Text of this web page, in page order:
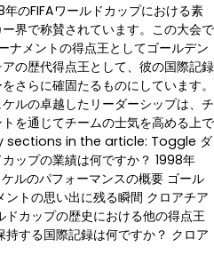
のFIFAワールドカップにおける素
界で称賛されています。この大会で
ナメントの得点王としてゴールデン
の歴代得点王として、彼の国際記録
さらに確固たるものにしています。
ルの卓越したリーダーシップは、チ
を通じてチームの士気を高める上で
sections in the article: Toggle ダ
ップの業績は何ですか？ 1998年
ルのパフォーマンスの概要 ゴール
トの思い出に残る瞬間 クロアチア
カップの歴史における他の得点王
する国際記録は何ですか？ クロア